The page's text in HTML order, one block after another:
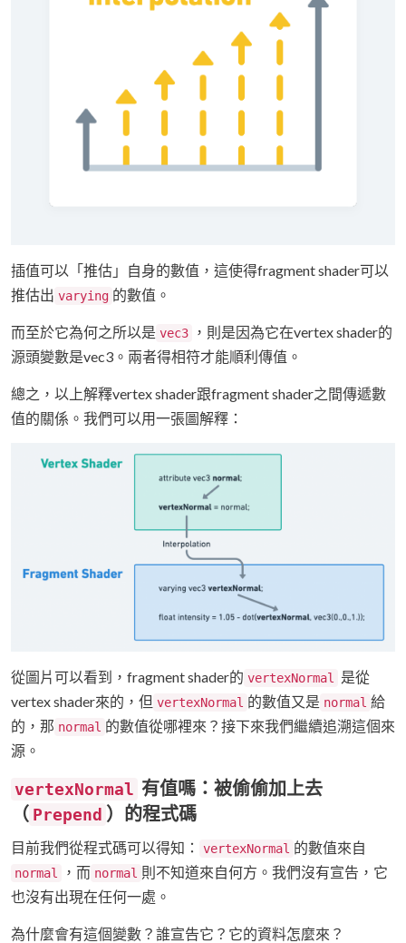
插值可以「推估」自身的數值，這使得fragment shader可以
推估出 varying 的數值。
而至於它為何之所以是 vec3
，則是因為它在vertex shader的
源頭變數是vec3。兩者得相符才能順利傳值。
總之，以上解釋vertex shader跟fragment shader之間傳遞數
值的關係。我們可以用一張圖解釋：
從圖片可以看到，fragment shader的 vertexNormal
是從
vertex shader來的，但 vertexNormal 的數值又是 normal 給
的，那 normal 的數值從哪裡來？接下來我們繼續追溯這個來
源。
vertexNormal 有值嗎：被偷偷加上去
（ Prepend ）的程式碼
目前我們從程式碼可以得知： vertexNormal 的數值來自
normal ，而 normal 則不知道來自何方。我們沒有宣告，它
也沒有出現在任何一處。
為什麼會有這個變數？誰宣告它？它的資料怎麼來？